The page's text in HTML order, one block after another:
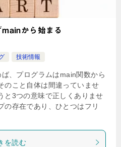
から始まる
技術情報
、プログラムはmain関数から
のこと自体は間違っていませ
と3つの意味で正しくありませ
の存在であり、ひとつはフリ
を読む